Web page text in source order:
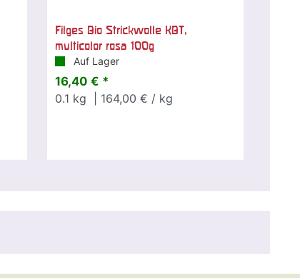
Filges Bio Strickwolle KBT,
multicolor rosa 100g
Auf Lager
16,40 € *
0.1 kg | 164,00 € / kg